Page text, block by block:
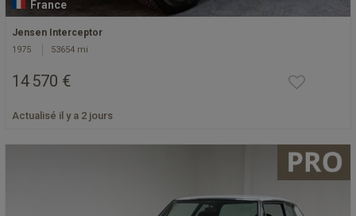
France
Jensen Interceptor
1975 53654 mi
14 570 €
Actualisé il y a 2 jours